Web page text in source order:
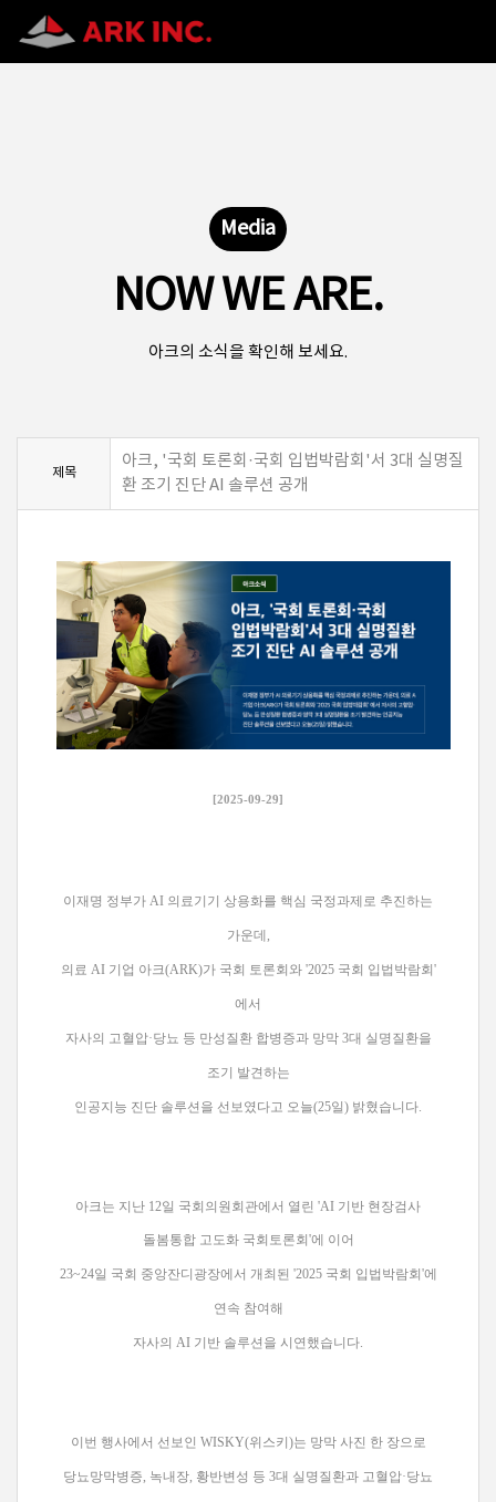
Media
NOW WE ARE.
아크의 소식을 확인해 보세요.
제목
아크, '국회 토론회·국회 입법박람회'서 3대 실명질
환 조기 진단 AI 솔루션 공개
[2025-09-29]
이재명 정부가 AI 의료기기 상용화를 핵심 국정과제로 추진하는
가운데,
의료 AI 기업 아크(ARK)가 국회 토론회와 '2025 국회 입법박람회'
에서
자사의 고혈압·당뇨 등 만성질환 합병증과 망막 3대 실명질환을
조기 발견하는
인공지능 진단 솔루션을 선보였다고 오늘(25일) 밝혔습니다.
아크는 지난 12일 국회의원회관에서 열린 'AI 기반 현장검사
돌봄통합 고도화 국회토론회'에 이어
23~24일 국회 중앙잔디광장에서 개최된 '2025 국회 입법박람회'에
연속 참여해
자사의 AI 기반 솔루션을 시연했습니다.
이번 행사에서 선보인 WISKY(위스키)는 망막 사진 한 장으로
당뇨망막병증, 녹내장, 황반변성 등 3대 실명질환과 고혈압·당뇨